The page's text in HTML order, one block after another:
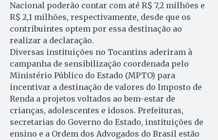
Nacional poderão contar com até R$ 7,2 milhões e
R$ 2,1 milhões, respectivamente, desde que os
contribuintes optem por essa destinação ao
realizar a declaração.
Diversas instituições no Tocantins aderiram à
campanha de sensibilização coordenada pelo
Ministério Público do Estado (MPTO) para
incentivar a destinação de valores do Imposto de
Renda a projetos voltados ao bem-estar de
crianças, adolescentes e idosos. Prefeituras,
secretarias do Governo do Estado, instituições de
ensino e a Ordem dos Advogados do Brasil estão